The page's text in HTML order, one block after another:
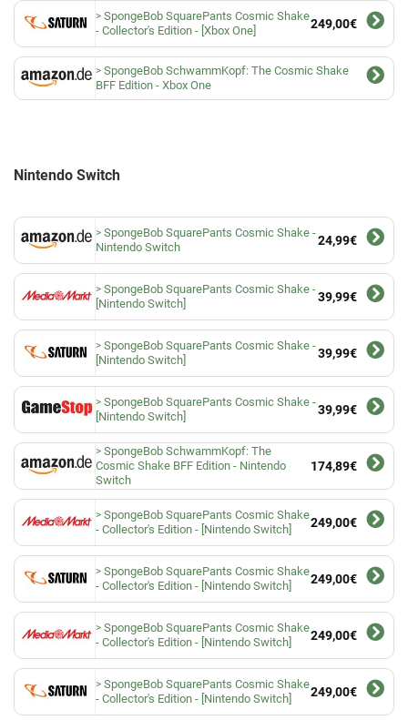
SpongeBob SquarePants Cosmic Shake
- Collector's Edition - [Xbox One]
249,00€
SpongeBob SchwammKopf: The Cosmic Shake
BFF Edition - Xbox One
Nintendo Switch
SpongeBob SquarePants Cosmic Shake -
Nintendo Switch
24,99€
SpongeBob SquarePants Cosmic Shake -
[Nintendo Switch]
39,99€
SpongeBob SquarePants Cosmic Shake -
[Nintendo Switch]
39,99€
SpongeBob SquarePants Cosmic Shake -
[Nintendo Switch]
39,99€
SpongeBob SchwammKopf: The
Cosmic Shake BFF Edition - Nintendo
Switch
174,89€
SpongeBob SquarePants Cosmic Shake
- Collector's Edition - [Nintendo Switch]
249,00€
SpongeBob SquarePants Cosmic Shake
- Collector's Edition - [Nintendo Switch]
249,00€
SpongeBob SquarePants Cosmic Shake
- Collector's Edition - [Nintendo Switch]
249,00€
SpongeBob SquarePants Cosmic Shake
- Collector's Edition - [Nintendo Switch]
249,00€